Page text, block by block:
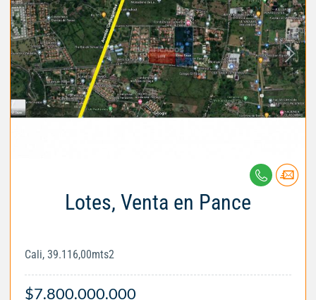
Lotes, Venta en Pance
Cali, 39.116,00mts2
$7.800.000.000